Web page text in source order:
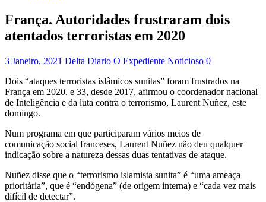
França. Autoridades frustraram dois
atentados terroristas em 2020
3 Janeiro, 2021 Delta Diario O Expediente Noticioso 0
Dois “ataques terroristas islâmicos sunitas” foram frustrados na
França em 2020, e 33, desde 2017, afirmou o coordenador nacional
de Inteligência e da luta contra o terrorismo, Laurent Nuñez, este
domingo.
Num programa em que participaram vários meios de
comunicação social franceses, Laurent Nuñez não deu qualquer
indicação sobre a natureza dessas duas tentativas de ataque.
Nuñez disse que o “terrorismo islamista sunita” é “uma ameaça
prioritária”, que é “endógena” (de origem interna) e “cada vez mais
difícil de detectar”.